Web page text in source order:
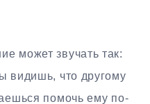
может звучать так:
видишь, что другому
помочь ему по-